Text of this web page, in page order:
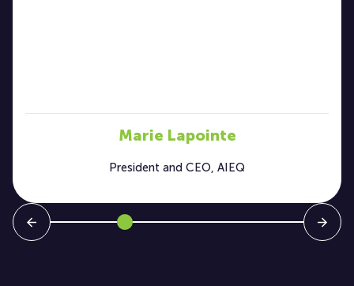
Marie Lapointe
President and CEO, AIEQ